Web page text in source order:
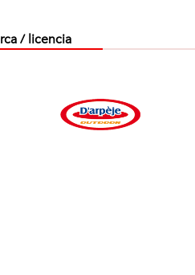
/ licencia